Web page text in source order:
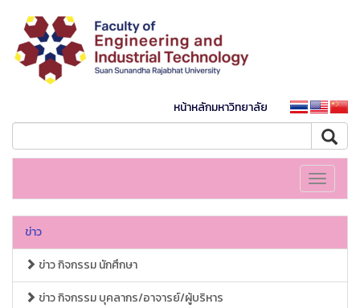
หน้าหลักมหาวิทยาลัย
Toggle
ข่าว
ข่าว กิจกรรม นักศึกษา
ข่าว กิจกรรม บุคลากร/อาจารย์/ผู้บริหาร